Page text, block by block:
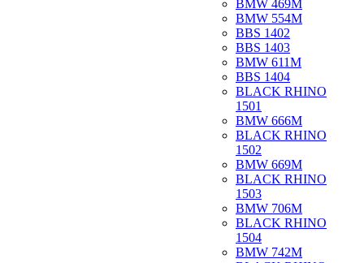
BMW 469M
BMW 554M
BBS 1402
BBS 1403
BMW 611M
BBS 1404
BLACK RHINO
1501
BMW 666M
BLACK RHINO
1502
BMW 669M
BLACK RHINO
1503
BMW 706M
BLACK RHINO
1504
BMW 742M